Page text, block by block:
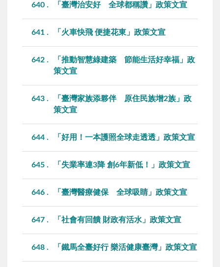
640 「臺灣治安好 全球都稱讚」政策文宣
641 「火車快飛 便捷花東」政策文宣
642
「推動智慧綠建築 節能生活好幸福」政
策文宣
643
「臺灣家族添夥伴 原住民族增2族」政
策文宣
644 「好用！一本護照全球走透透」政策文宣
645 「失業率連3降 創6年新低！」政策文宣
646 「臺灣醫療健保 全球吸睛」政策文宣
647 「社會有回饋 財政有活水」政策文宣
648 「鐵馬全臺好行 樂活健康臺灣」政策文宣